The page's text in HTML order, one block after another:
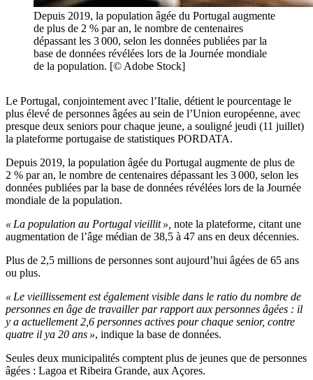
Depuis 2019, la population âgée du Portugal augmente
de plus de 2 % par an, le nombre de centenaires
dépassant les 3 000, selon les données publiées par la
base de données révélées lors de la Journée mondiale
de la population. [© Adobe Stock]
Le Portugal, conjointement avec l’Italie, détient le pourcentage le
plus élevé de personnes âgées au sein de l’Union européenne, avec
presque deux seniors pour chaque jeune, a souligné jeudi (11 juillet)
la plateforme portugaise de statistiques PORDATA.
Depuis 2019, la population âgée du Portugal augmente de plus de
2 % par an, le nombre de centenaires dépassant les 3 000, selon les
données publiées par la base de données révélées lors de la Journée
mondiale de la population.
« La population au Portugal vieillit », note la plateforme, citant une
augmentation de l’âge médian de 38,5 à 47 ans en deux décennies.
Plus de 2,5 millions de personnes sont aujourd’hui âgées de 65 ans
ou plus.
« Le vieillissement est également visible dans le ratio du nombre de
personnes en âge de travailler par rapport aux personnes âgées : il
y a actuellement 2,6 personnes actives pour chaque senior, contre
quatre il ya 20 ans », indique la base de données.
Seules deux municipalités comptent plus de jeunes que de personnes
âgées : Lagoa et Ribeira Grande, aux Açores.